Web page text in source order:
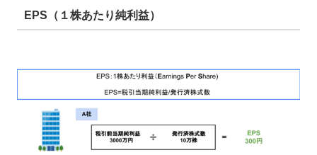
EPS（１株あたり純利益）